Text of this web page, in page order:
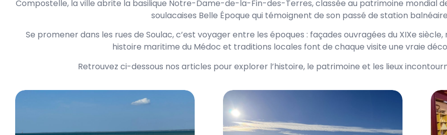
Compostelle, la ville abrite la basilique Notre-Dame-de-la-Fin-des-Terres, classée au patrimoine mondial de
soulacaises Belle Époque qui témoignent de son passé de station
Se promener dans les rues de Soulac, c’est voyager entre les époques : façades ouvragées du XIXe
histoire maritime du Médoc et traditions locales font de chaque visite une vraie
Retrouvez ci-dessous nos articles pour explorer l’histoire, le patrimoine et les lieux